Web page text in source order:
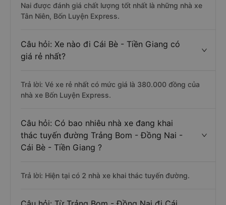
Nai được đánh giá chất lượng tốt nhất là những nhà xe
Tân Niên, Bốn Luyện Express.
Câu hỏi: Xe nào đi Cái Bè - Tiền Giang có
giá rẻ nhất?
Trả lời: Vé xe rẻ nhất có mức giá là 380.000 đồng của
nhà xe Bốn Luyện Express.
Câu hỏi: Có bao nhiêu nhà xe đang khai
thác tuyến đường Trảng Bom - Đồng Nai -
Cái Bè - Tiền Giang ?
Trả lời: Hiện tại có 2 nhà xe khai thác tuyến đường.